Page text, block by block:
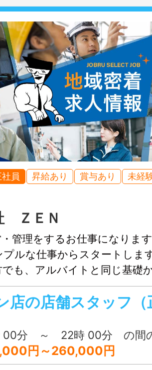
社員 昇給あり 賞与あり 未経
ＺＥＮ
・管理をするお仕事になりま
プルな仕事からスタートし
でも、アルバイトと同じ基
ください。 ★店舗マネジメ
ための取り組み ・店舗スタ
の面談などのケア ・発注業
数値管理（Ｆ／Ｌコントロ
評価や面接 ・店舗での調理
範囲：変更なし」
店の店舗スタッフ（
分 ～ 22時 00分 の間
円～260,000円